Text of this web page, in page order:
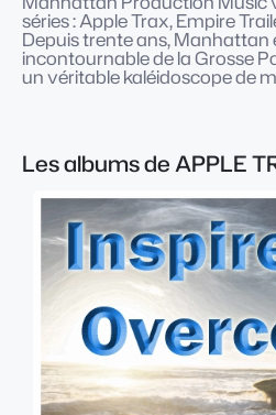
séries : Apple Trax, Empire
Depuis trente ans, Manhattan
incontournable de la Grosse
un véritable kaléidoscope de
Les albums de APPLE